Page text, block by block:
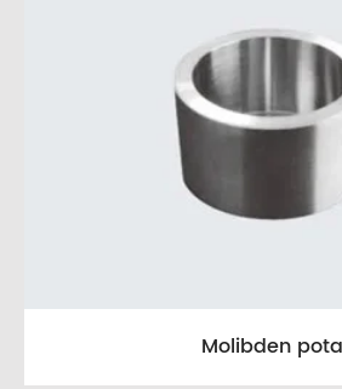
Molibden pota